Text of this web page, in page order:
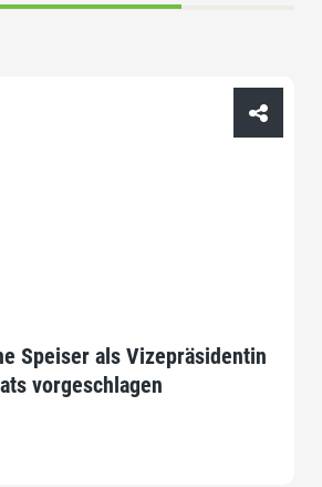
Speiser als Vizepräsidentin
vorgeschlagen